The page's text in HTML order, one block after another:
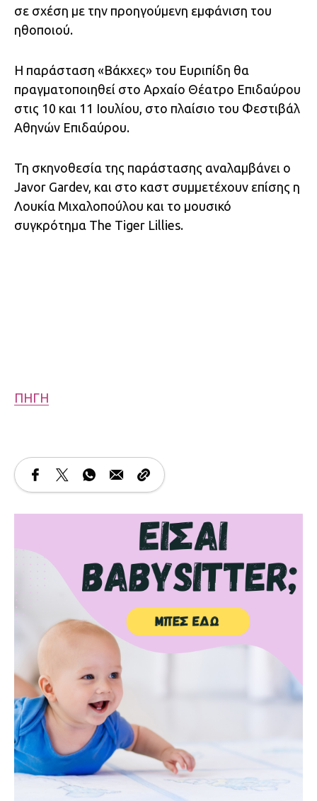
σε σχέση με την προηγούμενη εμφάνιση του
ηθοποιού.
Η παράσταση «Βάκχες» του Ευριπίδη θα
πραγματοποιηθεί στο Αρχαίο Θέατρο Επιδαύρου
στις 10 και 11 Ιουλίου, στο πλαίσιο του Φεστιβάλ
Αθηνών Επιδαύρου.
Τη σκηνοθεσία της παράστασης αναλαμβάνει ο
Javor Gardev, και στο καστ συμμετέχουν επίσης η
Λουκία Μιχαλοπούλου και το μουσικό
συγκρότημα The Tiger Lillies.
ΠΗΓΗ